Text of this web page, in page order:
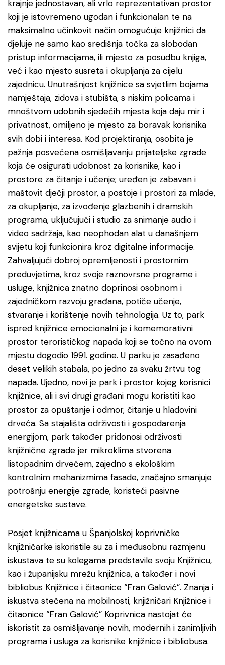
krajnje jednostavan, ali vrlo reprezentativan prostor
koji je istovremeno ugodan i funkcionalan te na
maksimalno učinkovit način omogućuje knjižnici da
djeluje ne samo kao središnja točka za slobodan
pristup informacijama, ili mjesto za posudbu knjiga,
već i kao mjesto susreta i okupljanja za cijelu
zajednicu. Unutrašnjost knjižnice sa svjetlim bojama
namještaja, zidova i stubišta, s niskim policama i
mnoštvom udobnih sjedećih mjesta koja daju mir i
privatnost, omiljeno je mjesto za boravak korisnika
svih dobi i interesa. Kod projektiranja, osobita je
pažnja posvećena osmišljavanju prijateljske zgrade
koja će osigurati udobnost za korisnike, kao i
prostore za čitanje i učenje; uređen je zabavan i
maštovit dječji prostor, a postoje i prostori za mlade,
za okupljanje, za izvođenje glazbenih i dramskih
programa, uključujući i studio za snimanje audio i
video sadržaja, kao neophodan alat u današnjem
svijetu koji funkcionira kroz digitalne informacije.
Zahvaljujući dobroj opremljenosti i prostornim
preduvjetima, kroz svoje raznovrsne programe i
usluge, knjižnica znatno doprinosi osobnom i
zajedničkom razvoju građana, potiče učenje,
stvaranje i korištenje novih tehnologija. Uz to, park
ispred knjižnice emocionalni je i komemorativni
prostor terorističkog napada koji se točno na ovom
mjestu dogodio 1991. godine. U parku je zasađeno
deset velikih stabala, po jedno za svaku žrtvu tog
napada. Ujedno, novi je park i prostor kojeg korisnici
knjižnice, ali i svi drugi građani mogu koristiti kao
prostor za opuštanje i odmor, čitanje u hladovini
drveća. Sa stajališta održivosti i gospodarenja
energijom, park također pridonosi održivosti
knjižnične zgrade jer mikroklima stvorena
listopadnim drvećem, zajedno s ekološkim
kontrolnim mehanizmima fasade, značajno smanjuje
potrošnju energije zgrade, koristeći pasivne
energetske sustave.
Posjet knjižnicama u Španjolskoj koprivničke
knjižničarke iskoristile su za i međusobnu razmjenu
iskustava te su kolegama predstavile svoju Knjižnicu,
kao i županijsku mrežu knjižnica, a također i novi
bibliobus Knjižnice i čitaonice “Fran Galović”. Znanja i
iskustva stečena na mobilnosti, knjižničari Knjižnice i
čitaonice “Fran Galović” Koprivnica nastojat će
iskoristit za osmišljavanje novih, modernih i zanimljivih
programa i usluga za korisnike knjižnice i bibliobusa.